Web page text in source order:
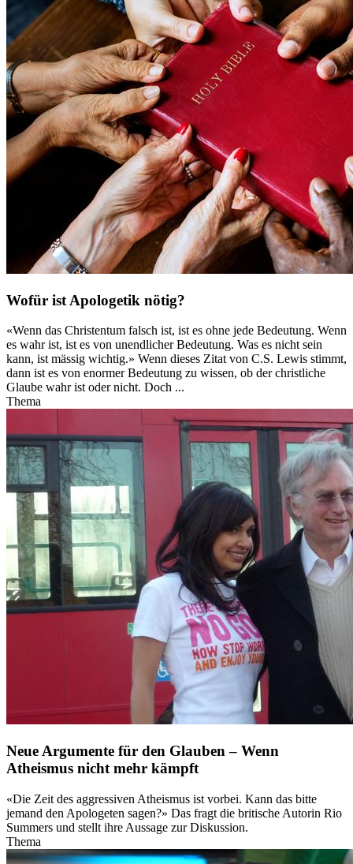
Wofür ist Apologetik nötig?
«Wenn das Christentum falsch ist, ist es ohne jede Bedeutung. Wenn
es wahr ist, ist es von unendlicher Bedeutung. Was es nicht sein
kann, ist mässig wichtig.» Wenn dieses Zitat von C.S. Lewis stimmt,
dann ist es von enormer Bedeutung zu wissen, ob der christliche
Glaube wahr ist oder nicht. Doch ...
Thema
Neue Argumente für den Glauben – Wenn
Atheismus nicht mehr kämpft
«Die Zeit des aggressiven Atheismus ist vorbei. Kann das bitte
jemand den Apologeten sagen?» Das fragt die britische Autorin Rio
Summers und stellt ihre Aussage zur Diskussion.
Thema